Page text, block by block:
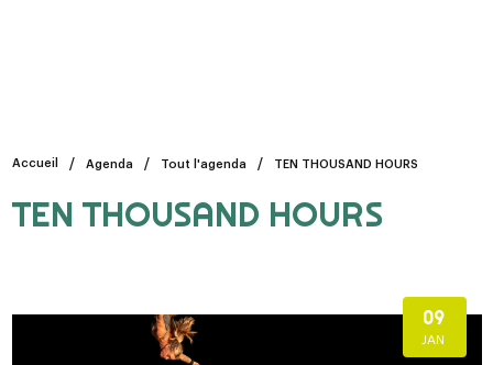
Accueil Agenda Tout l'agenda TEN THOUSAND HOURS
TEN THOUSAND HOURS
09
JAN